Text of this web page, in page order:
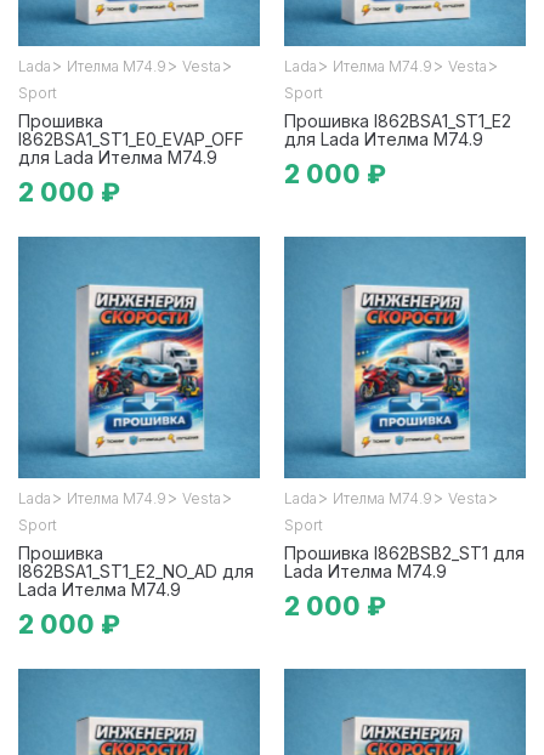
Lada > Ителма М74.9 > Vesta >
Sport
Прошивка
I862BSA1_ST1_E0_EVAP_OFF
для Lada Ителма М74.9
2 000 ₽
Lada > Ителма М74.9 > Vesta >
Sport
Прошивка I862BSA1_ST1_E2
для Lada Ителма М74.9
2 000 ₽
Lada > Ителма М74.9 > Vesta >
Sport
Прошивка
I862BSA1_ST1_E2_NO_AD для
Lada Ителма М74.9
2 000 ₽
Lada > Ителма М74.9 > Vesta >
Sport
Прошивка I862BSB2_ST1 для
Lada Ителма М74.9
2 000 ₽